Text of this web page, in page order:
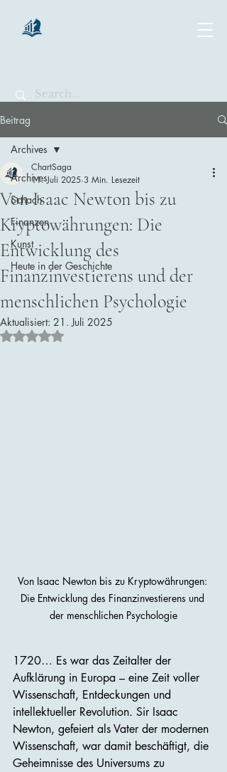
Beitrag
Archives
Schach
Finanzen
Kunst
Heute in der Geschichte
Archives
Von Isaac Newton bis zu
Kryptowährungen: Die
Entwicklung des
Finanzinvestierens und der
menschlichen Psychologie
ChartSaga
11. Juli 2025 3 Min. Lesezeit
Aktualisiert: 21. Juli 2025
Mit NaN von 5 Sternen bewertet.
Von Isaac Newton bis zu Kryptowährungen:
Die Entwicklung des Finanzinvestierens und
der menschlichen Psychologie
1720… Es war das Zeitalter der
Aufklärung in Europa – eine Zeit voller
Wissenschaft, Entdeckungen und
intellektueller Revolution. Sir Isaac
Newton, gefeiert als Vater der modernen
Wissenschaft, war damit beschäftigt, die
Geheimnisse des Universums zu